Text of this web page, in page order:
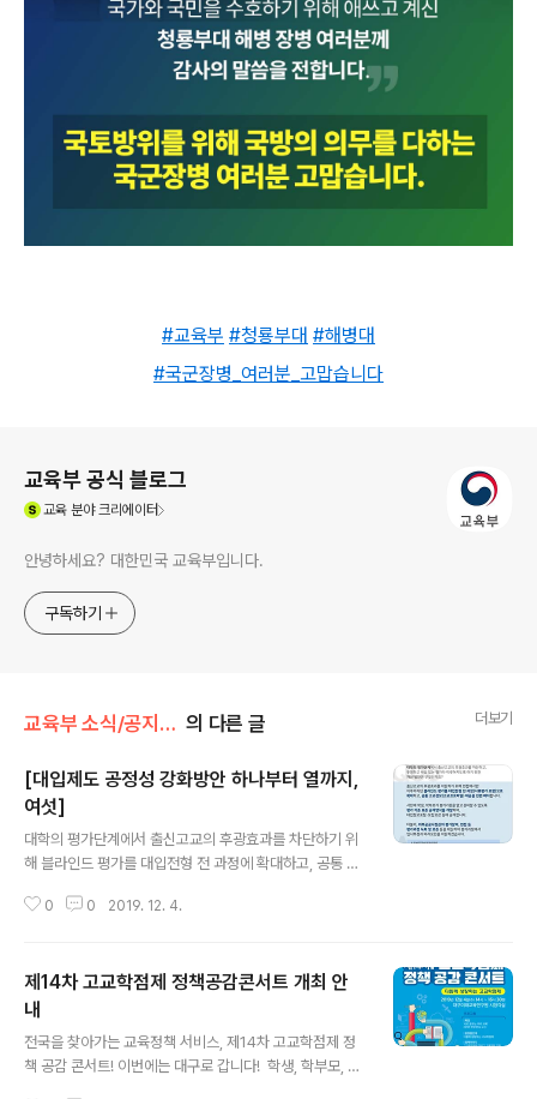
#교육부 #청룡부대 #해병대
#국군장병_여러분_고맙습니다
교육부 공식 블로그
교육분야 크리에이터
안녕하세요? 대한민국 교육부입니다.
구독하기
교육부 소식/공지사항 의 다른 글 더보기
[대입제도 공정성 강화방안 하나부터 열까지,
여섯]
대학의 평가단계에서 출신고교의 후광효과를 차단하기 위
해 블라인드 평가를 대입전형 전 과정에 확대하고, 공통 고
it.ly/2L5bsJ1 ​ #대입제도 #공정성 #강화방안 #대입전
0 0 2019. 12. 4.
제14차 고교학점제 정책공감콘서트 개최 안
내
전국을 찾아가는 교육정책 서비스, 제14차 고교학점제 정
책 공감 콘서트! 이번에는 대구로 갑니다! ​ 학생, 학부모, 선